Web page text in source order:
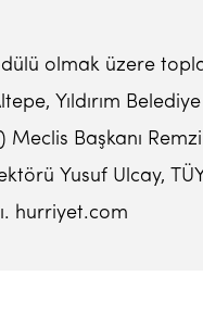
olmak üzere
Yıldırım
Başkanı
Yusuf Ulcay,
hurriyet.com